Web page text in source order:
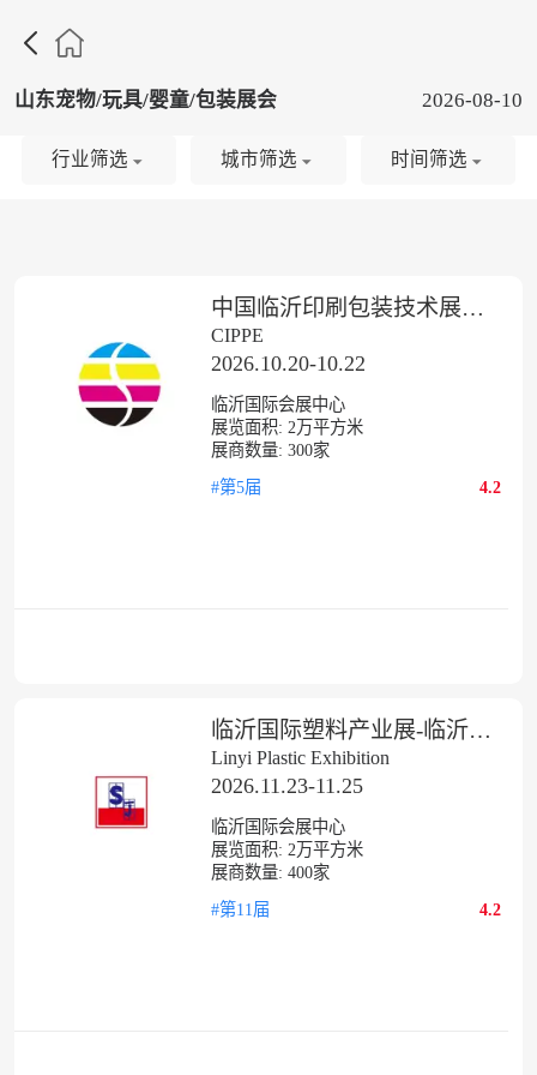

山东宠物/玩具/婴童/包装展会 2026-08-10
中国临沂印刷包装技术展览会
CIPPE
2026.10.20-10.22
临沂国际会展中心
展览面积: 2 万平方米
展商数量: 300家
#第5届
4.2
临沂国际塑料产业展-临沂包装印刷展
Linyi Plastic Exhibition
2026.11.23-11.25
临沂国际会展中心
展览面积: 2 万平方米
展商数量: 400家
#第11届
4.2
行业筛选 城市筛选 时间筛选